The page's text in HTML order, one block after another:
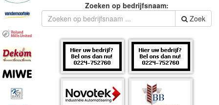
Zoeken op bedrijfsnaam:
Zoek